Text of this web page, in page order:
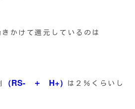
かけて還元しているのは
（RS- ＋ H+）
は２％くらいし